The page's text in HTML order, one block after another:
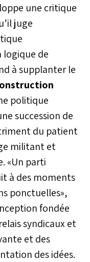
de
à Rabat, la
du parti a
à une
fois par le
chantier
par
à
Entre
internes,
ainsi
un projet
huilée.
une critique
juge
logique de
à supplanter le
politique
succession de
du patient
militant et
«Un parti
à des moments
ponctuelles»,
fondée
syndicaux et
et des
des idées.